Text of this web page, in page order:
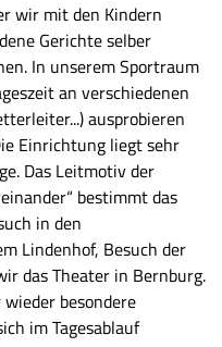
wir mit den Kindern
Gerichte selber
In unserem Sportraum
an verschiedenen
ausprobieren
Einrichtung liegt sehr
Das Leitmotiv der
bestimmt das
in den
Lindenhof, Besuch der
das Theater in Bernburg.
besondere
im Tagesablauf